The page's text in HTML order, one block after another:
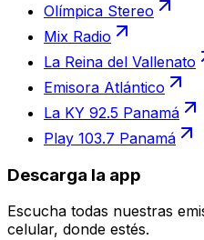
Olímpica Stereo
Mix Radio
La Reina del Vallenato
Emisora Atlántico
La KY 92.5 Panamá
Play 103.7 Panamá
Descarga la app
Escucha todas nuestras
celular, donde estés.